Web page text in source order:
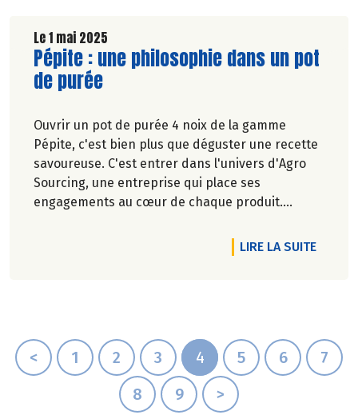
Le 1 mai 2025
Lire la suite de l'article
Pépite : une philosophie dans un pot
de purée
Ouvrir un pot de purée 4 noix de la gamme
Pépite, c'est bien plus que déguster une recette
savoureuse. C'est entrer dans l'univers d'Agro
Sourcing, une entreprise qui place ses
engagements au cœur de chaque produit.
LIRE LA SUITEDE
< 1 2 3 4 5 6
7
8
9 >